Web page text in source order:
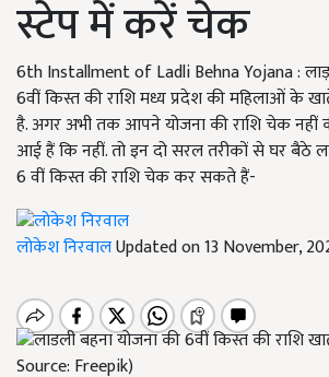
स्टेप में करें चेक
6th Installment of Ladli Behna Yojana :
6वीं किस्त की राशि मध्य प्रदेश की महिलाओं के
है. अगर अभी तक आपने योजना की राशि चेक
आई हैं कि नहीं. तो इन दो सरल तरीकों से घर बैठे
6 वीं किस्त की राशि चेक कर सकते हैं-
लोकेश निरवालUpdated on 13 November,